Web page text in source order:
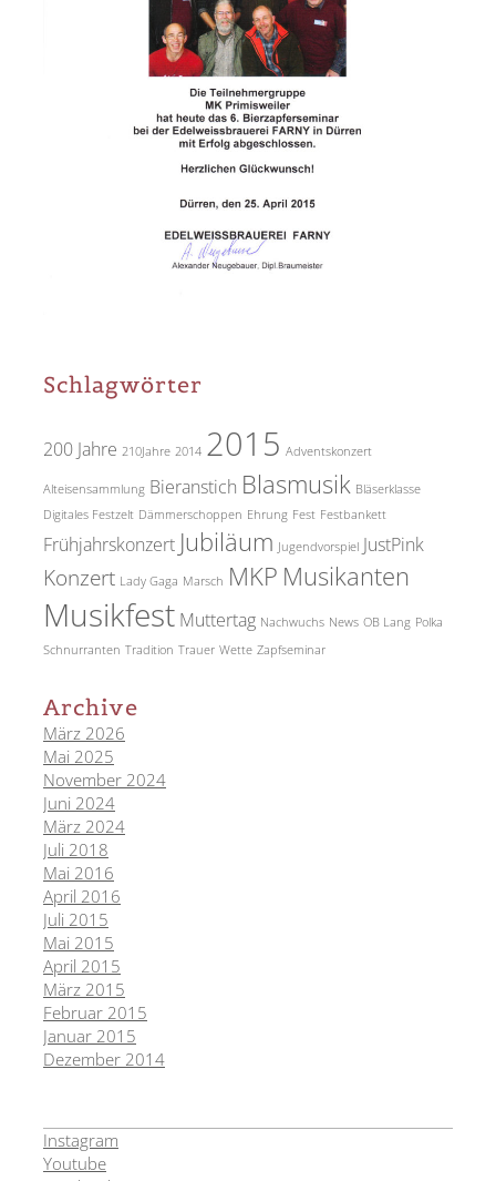
Schlagwörter
200 Jahre 210Jahre 2014 2015 Adventskonzert
Alteisensammlung Bieranstich Blasmusik Bläserklasse
Digitales Festzelt Dämmerschoppen Ehrung Fest Festbankett
Frühjahrskonzert Jubiläum Jugendvorspiel JustPink
Konzert Lady Gaga Marsch MKP Musikanten
Musikfest Muttertag Nachwuchs News OB Lang Polka
Schnurranten Tradition Trauer Wette Zapfseminar
Archive
März 2026
Mai 2025
November 2024
Juni 2024
März 2024
Juli 2018
Mai 2016
April 2016
Juli 2015
Mai 2015
April 2015
März 2015
Februar 2015
Januar 2015
Dezember 2014
Instagram
Youtube